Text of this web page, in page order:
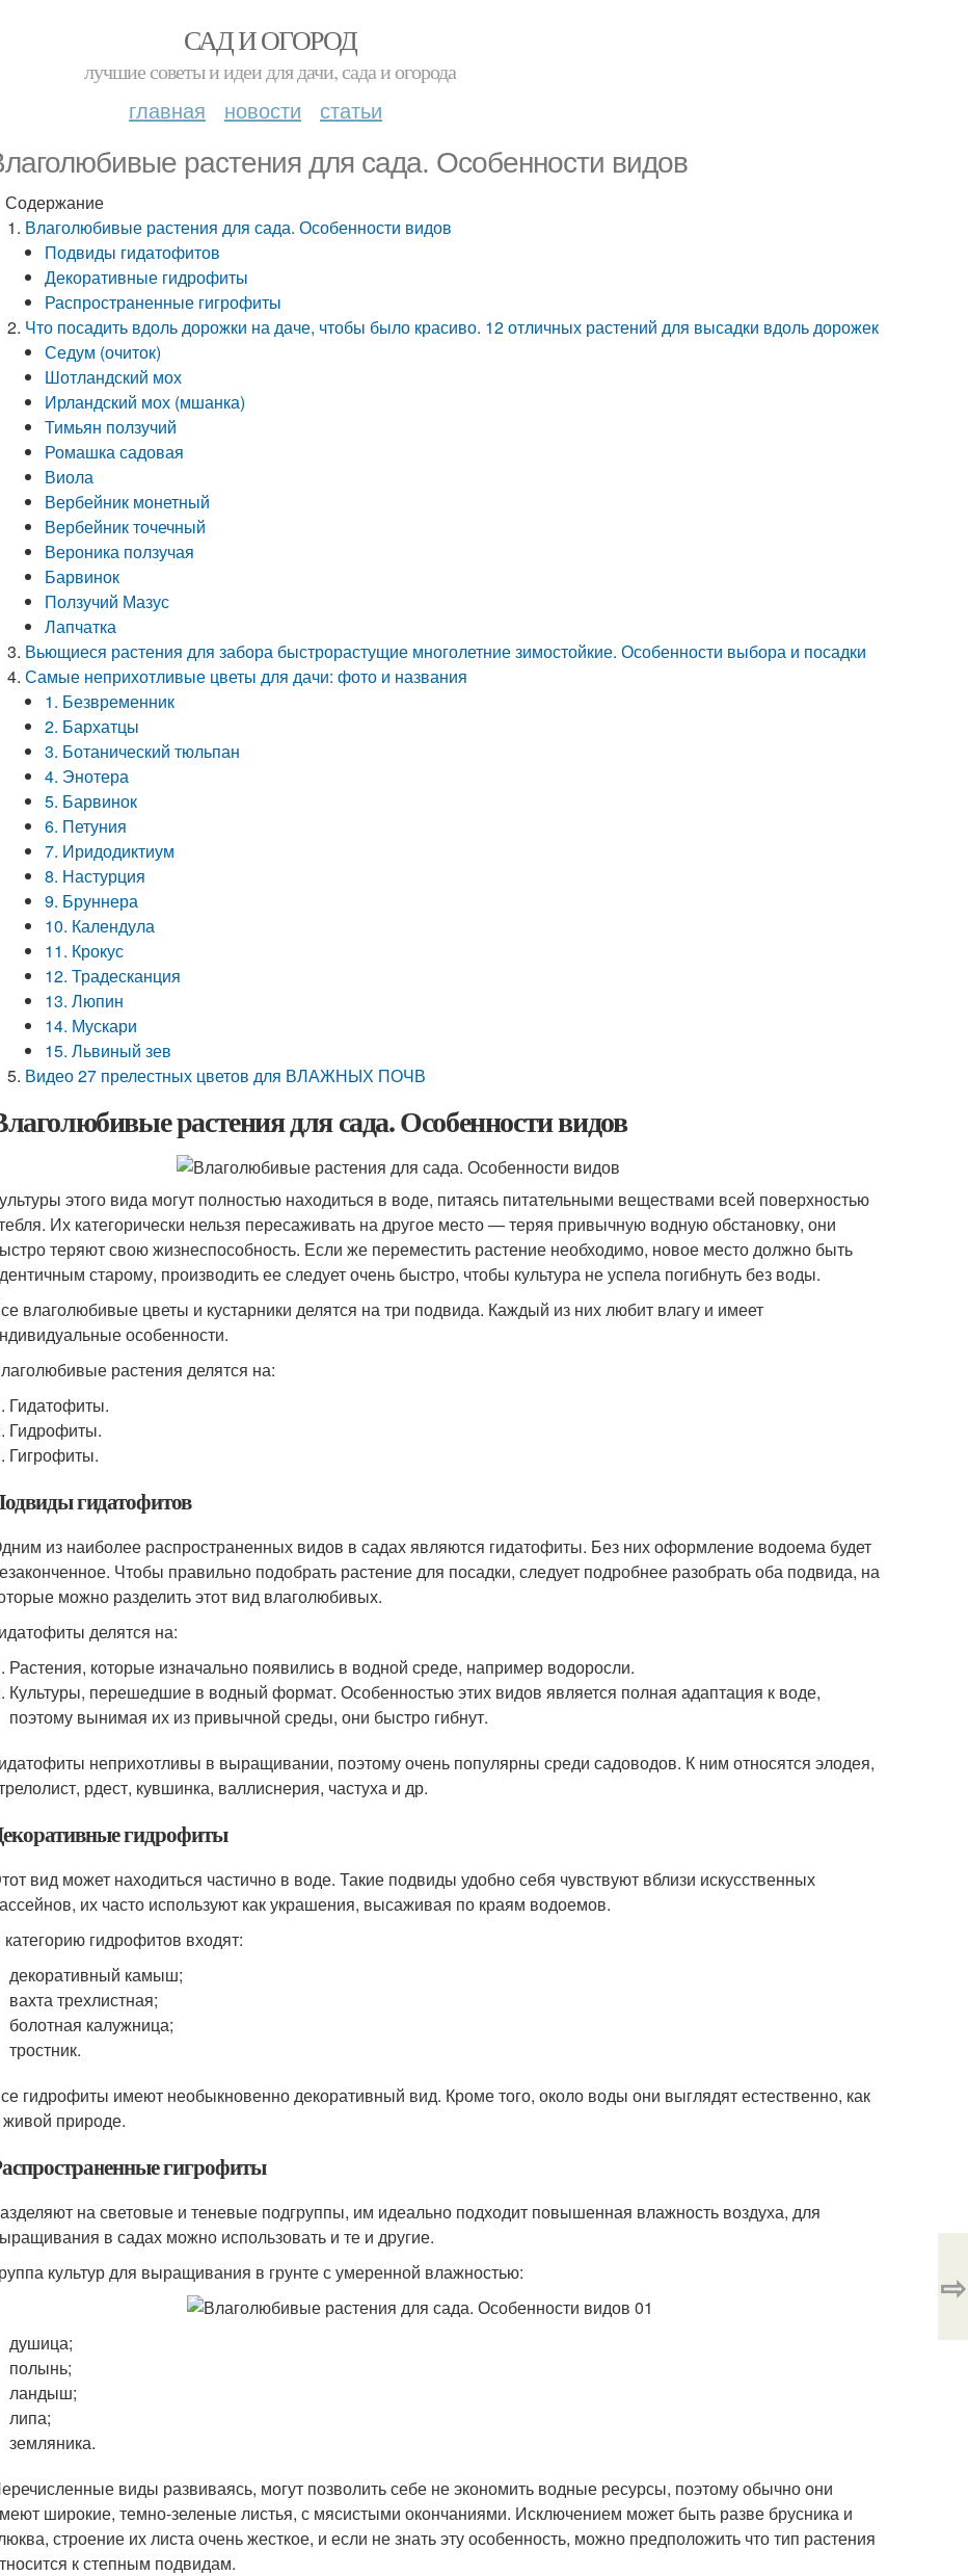
САД И ОГОРОД
лучшие советы и идеи для дачи, сада и огорода
главная новости статьи
растения для сада. Особенности видов
Содержание
Влаголюбивые растения для сада. Особенности видов
Подвиды гидатофитов
Декоративные гидрофиты
Распространенные гигрофиты
Что посадить вдоль дорожки на даче, чтобы было красиво. 12 отличных растений для высадки вдоль дорожек
Седум (очиток)
Шотландский мох
Ирландский мох (мшанка)
Тимьян ползучий
Ромашка садовая
Виола
Вербейник монетный
Вербейник точечный
Вероника ползучая
Барвинок
Ползучий Мазус
Лапчатка
Вьющиеся растения для забора быстрорастущие многолетние зимостойкие. Особенности выбора и посадки
Самые неприхотливые цветы для дачи: фото и названия
1. Безвременник
2. Бархатцы
3. Ботанический тюльпан
4. Энотера
5. Барвинок
6. Петуния
7. Иридодиктиум
8. Настурция
9. Бруннера
10. Календула
11. Крокус
12. Традесканция
13. Люпин
14. Мускари
15. Львиный зев
Видео 27 прелестных цветов для ВЛАЖНЫХ ПОЧВ
растения для сада. Особенности видов
этого вида могут полностью находиться в воде, питаясь питательными веществами всей поверхностью
Их категорически нельзя пересаживать на другое место — теряя привычную водную обстановку, они
теряют свою жизнеспособность. Если же переместить растение необходимо, новое место должно быть
старому, производить ее следует очень быстро, чтобы культура не успела погибнуть без воды.
влаголюбивые цветы и кустарники делятся на три подвида. Каждый из них любит влагу и имеет
особенности.
растения делятся на:
Гидатофиты.
Гидрофиты.
Гигрофиты.
гидатофитов
из наиболее распространенных видов в садах являются гидатофиты. Без них оформление водоема будет
Чтобы правильно подобрать растение для посадки, следует подробнее разобрать оба подвида, на
можно разделить этот вид влаголюбивых.
делятся на:
Растения, которые изначально появились в водной среде, например водоросли.
Культуры, перешедшие в водный формат. Особенностью этих видов является полная адаптация к воде,
поэтому вынимая их из привычной среды, они быстро гибнут.
неприхотливы в выращивании, поэтому очень популярны среди садоводов. К ним относятся элодея,
рдест, кувшинка, валлиснерия, частуха и др.
гидрофиты
вид может находиться частично в воде. Такие подвиды удобно себя чувствуют вблизи искусственных
их часто используют как украшения, высаживая по краям водоемов.
категорию гидрофитов входят:
декоративный камыш;
вахта трехлистная;
болотная калужница;
тростник.
гидрофиты имеют необыкновенно декоративный вид. Кроме того, около воды они выглядят естественно, как
живой природе.
гигрофиты
на световые и теневые подгруппы, им идеально подходит повышенная влажность воздуха, для
в садах можно использовать и те и другие.
культур для выращивания в грунте с умеренной влажностью:
душица;
полынь;
ландыш;
липа;
земляника.
виды развиваясь, могут позволить себе не экономить водные ресурсы, поэтому обычно они
широкие, темно-зеленые листья, с мясистыми окончаниями. Исключением может быть разве брусника и
строение их листа очень жесткое, и если не знать эту особенность, можно предположить что тип растения
к степным подвидам.
⇨